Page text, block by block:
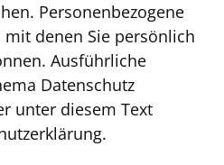
Personenbezogene
denen Sie persönlich
Ausführliche
Datenschutz
unter diesem Text